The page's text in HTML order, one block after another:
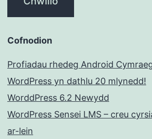
Cofnodion
Profiadau rhedeg Android
WordPress yn dathlu 20 mlynedd!
WorddPress 6.2 Newydd
WordPress Sensei LMS – creu
ar-lein